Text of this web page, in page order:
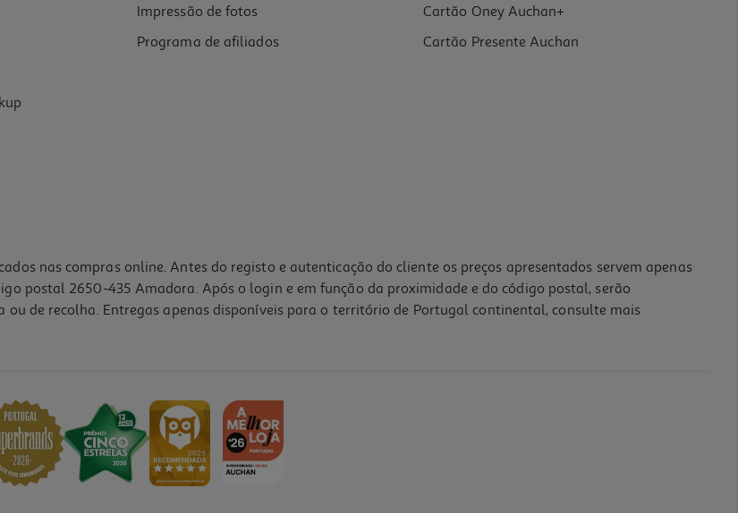
Impressão de fotos
Programa de afiliados
Cartão Oney Auchan+
Cartão Presente Auchan
nas compras online. Antes do registo e autenticação do cliente os preços apresentados servem apenas
postal 2650-435 Amadora. Após o login e em função da proximidade e do código postal, serão
de recolha. Entregas apenas disponíveis para o território de Portugal continental, consulte mais